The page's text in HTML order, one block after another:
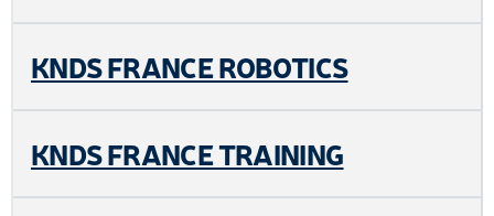
KNDS FRANCE ROBOTICS
KNDS FRANCE TRAINING